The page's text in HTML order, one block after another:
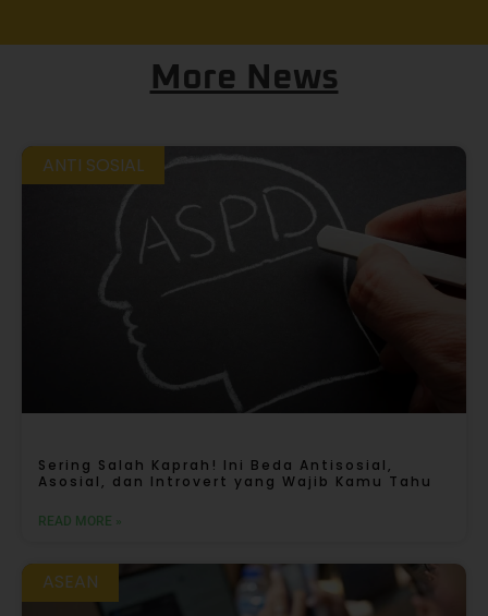
More News
ANTI SOSIAL
Sering Salah Kaprah! Ini Beda Antisosial,
Asosial, dan Introvert yang Wajib Kamu Tahu
READ MORE »
ASEAN